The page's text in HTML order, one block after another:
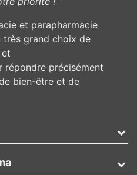
et parapharmacie
très grand choix de
répondre précisément
bien-être et de